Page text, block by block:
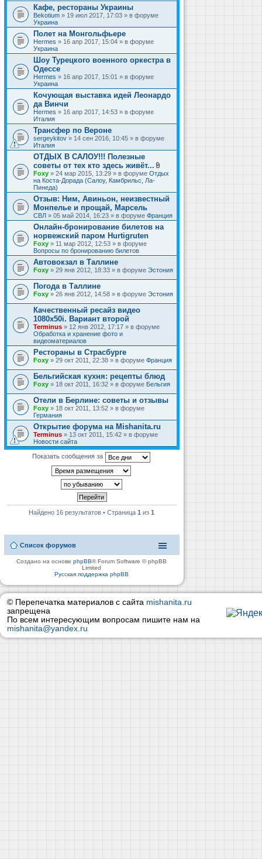
Кафе, рестораны Украины
Bekotium » 19 июл 2017, 17:03 » в форуме
Украина
Полет на Монгольфьере
Hermes » 16 апр 2017, 15:04 » в форуме
Украина
Шоу Турецкого военного оркестра в
Одессе
Hermes » 16 апр 2017, 15:01 » в форуме
Украина
Кочующая выставка идей Леонардо
да Винчи
Hermes » 16 апр 2017, 14:53 » в форуме
Италия
Трансфер по Вероне
sergeykitov » 14 сен 2016, 10:45 » в форуме
Италия
ОТДЫХ В САЛОУ!!! Полезные
советы от тех кто здесь живёт...
В
л
ж
е
и
я
Foxy » 24 мар 2015, 13:29 » в форуме Отдых
на Коста-Дорада (Салоу, Камбрильс, Ла-
Пинеда)
Отзыв: Ним, Авиньон, неизвестный
Монпелье и прощай, Марсель
СВЛ » 05 май 2014, 16:23 » в форуме Франция
Онлайн-бронирование билетов на
норвежский паром Hurtigruten
Foxy » 11 мар 2012, 12:53 » в форуме
Вопросы по бронированию билетов
Автовокзал в Таллине
Foxy » 29 янв 2012, 18:33 » в форуме Эстония
Погода в Таллине
Foxy » 26 янв 2012, 14:58 » в форуме Эстония
Качественный ресайз видео
1080x50i. Вариант второй
Terminus » 12 янв 2012, 17:17 » в форуме
Обработка и хранение фото и
видеоматериалов
Рестораны в Страсбурге
Foxy » 29 окт 2011, 22:38 » в форуме Франция
Бельгийская кухня: рецепты блюд
Foxy » 18 окт 2011, 16:32 » в форуме Бельгия
Отели в Берлине: советы и отзывы
Foxy » 18 окт 2011, 13:52 » в форуме
Германия
Открытие форума на Mishanita.ru
Terminus » 13 окт 2011, 15:42 » в форуме
Новости сайта
Показать сообщения за
Найдено 16 результатов • Страница1 из1
Список форумов
Создано на основеphpBB® Forum Software © phpBB
Limited
Русская поддержка phpBB
© Перепечатка материалов с сайта mishanita.ru
запрещена
По всем интересующим вопросам пишите нам на
mishanita@yandex.ru